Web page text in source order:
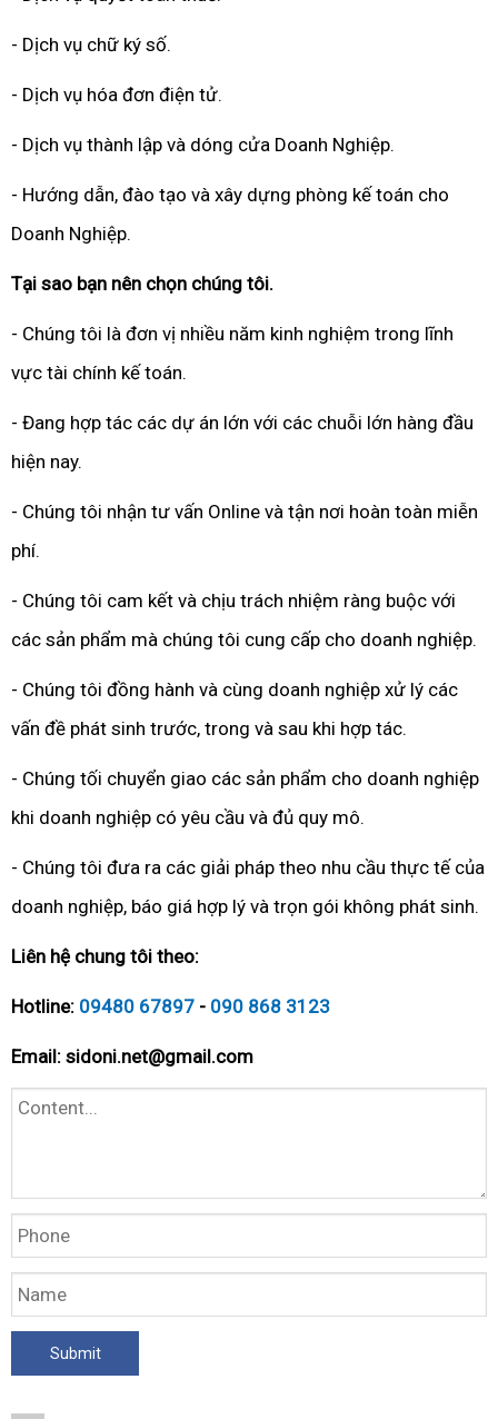
- Dịch vụ chữ ký số.
- Dịch vụ hóa đơn điện tử.
- Dịch vụ thành lập và dóng cửa Doanh Nghiệp.
- Hướng dẫn, đào tạo và xây dựng phòng kế toán cho
Doanh Nghiệp.
Tại sao bạn nên chọn chúng tôi.
- Chúng tôi là đơn vị nhiều năm kinh nghiệm trong lĩnh
vực tài chính kế toán.
- Đang hợp tác các dự án lớn với các chuỗi lớn hàng đầu
hiện nay.
- Chúng tôi nhận tư vấn Online và tận nơi hoàn toàn miễn
phí.
- Chúng tôi cam kết và chịu trách nhiệm ràng buộc với
các sản phẩm mà chúng tôi cung cấp cho doanh nghiệp.
- Chúng tôi đồng hành và cùng doanh nghiệp xử lý các
vấn đề phát sinh trước, trong và sau khi hợp tác.
- Chúng tối chuyển giao các sản phẩm cho doanh nghiệp
khi doanh nghiệp có yêu cầu và đủ quy mô.
- Chúng tôi đưa ra các giải pháp theo nhu cầu thực tế của
doanh nghiệp, báo giá hợp lý và trọn gói không phát sinh.
Liên hệ chung tôi theo:
Hotline: 09480 67897 - 090 868 3123
Email: sidoni.net@gmail.com